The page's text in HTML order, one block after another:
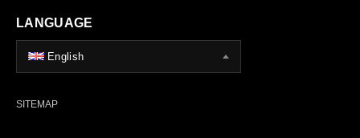
LANGUAGE
English
SITEMAP